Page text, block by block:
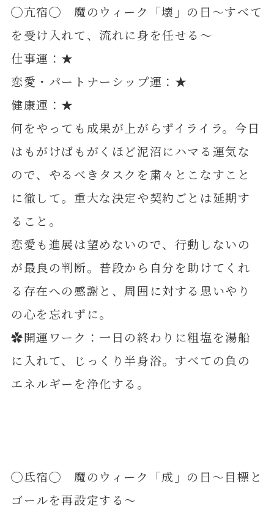
◯亢宿◯ 魔のウィーク「壊」の日～すべて
を受け入れて、流れに身を任せる～
仕事運：★
恋愛・パートナーシップ運：★
健康運：★
何をやっても成果が上がらずイライラ。今日
はもがけばもがくほど泥沼にハマる運気な
ので、やるべきタスクを粛々とこなすこと
に徹して。重大な決定や契約ごとは延期す
ること。
恋愛も進展は望めないので、行動しないの
が最良の判断。普段から自分を助けてくれ
る存在への感謝と、周囲に対する思いやり
の心を忘れずに。
✿開運ワーク：一日の終わりに粗塩を湯船
に入れて、じっくり半身浴。すべての負の
エネルギーを浄化する。
◯氐宿◯ 魔のウィーク「成」の日～目標と
ゴールを再設定する～